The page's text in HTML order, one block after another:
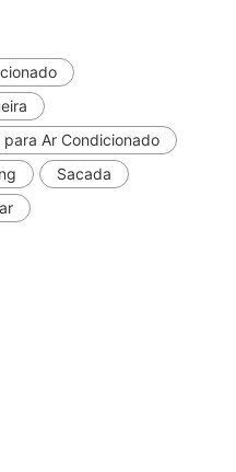
para Ar Condicionado
Sacada